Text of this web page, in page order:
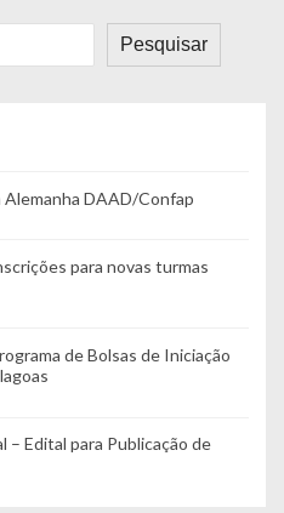
Pesquisar
DAAD/Confap
para novas turmas
de Bolsas de Iniciação
– Edital para Publicação de